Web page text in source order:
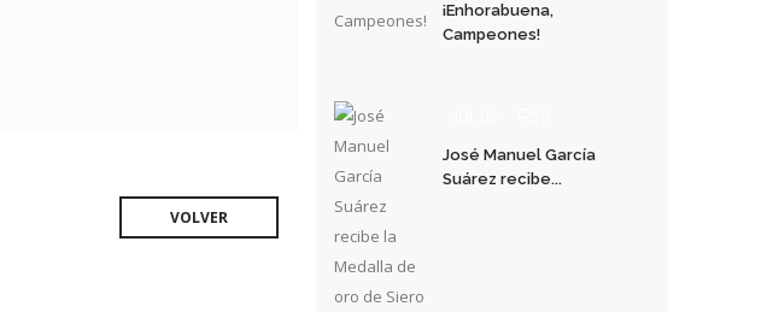
VOLVER
¡Enhorabuena,
Campeones!
José Manuel García
Suárez recibe...